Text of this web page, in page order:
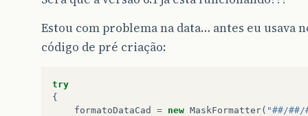
Estou com problema na data… antes eu usava
código de pré criação:
try
{
formatoDataCad
= new MaskFormatter( "##/##/